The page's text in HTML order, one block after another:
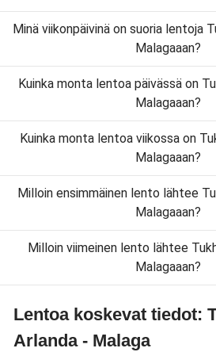
Minä viikonpäivinä on suoria lentoja
Malagaaan?
Kuinka monta lentoa päivässä on
Malagaaan?
Kuinka monta lentoa viikossa on
Malagaaan?
Milloin ensimmäinen lento lähtee
Malagaaan?
Milloin viimeinen lento lähtee
Malagaaan?
Lentoa koskevat tiedot:
Arlanda - Malaga